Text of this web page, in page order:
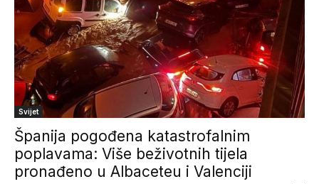
Svijet
Španija pogođena katastrofalnim
poplavama: Više beživotnih tijela
pronađeno u Albaceteu i Valenciji